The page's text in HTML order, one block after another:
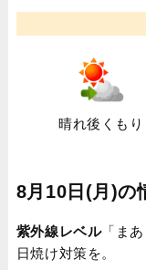
晴れ後くもり
8月10日(月)の
紫外線レベル「ま
日焼け対策を。